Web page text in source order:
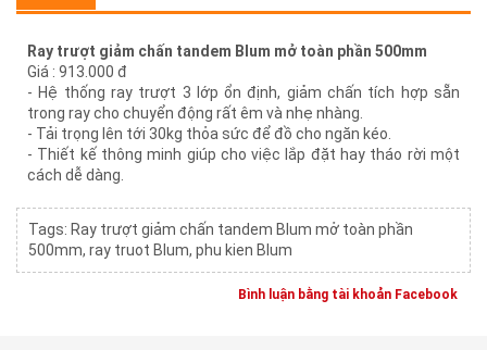
Ray trượt giảm chấn tandem Blum mở toàn phần 500mm
Giá : 913.000 đ
- Hệ thống ray trượt 3 lớp ổn định, giảm chấn tích hợp sẵn
trong ray cho chuyển động rất êm và nhẹ nhàng.
- Tải trọng lên tới 30kg thỏa sức để đồ cho ngăn kéo.
- Thiết kế thông minh giúp cho việc lắp đặt hay tháo rời một
cách dễ dàng.
Tags: Ray trượt giảm chấn tandem Blum mở toàn phần
500mm, ray truot Blum, phu kien Blum
Bình luận bằng tài khoản Facebook